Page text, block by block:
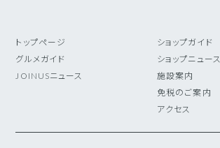
トップページ
グルメガイド
JOINUSニュース
ショップガイド
ショップニュース
施設案内
免税のご案内
アクセス